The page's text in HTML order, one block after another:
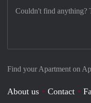
Find your Apartment on
About us Contact
Couldn't find anything?